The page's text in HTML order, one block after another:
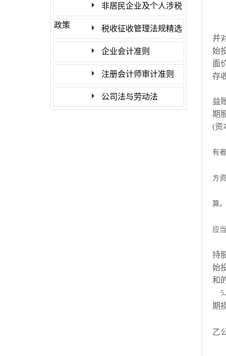
非居民企业及个人涉税
政策 税收征收管理法规精选
企业会计准则
注册会计师审计准则
公司法与劳动法
并
始
面
存
益
期
(资
有
方
算。
应
持
始
和
5
期
乙